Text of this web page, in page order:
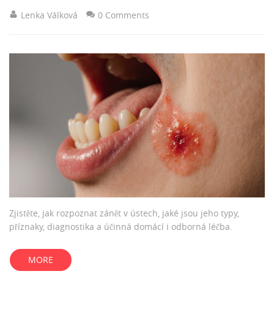
Lenka Válková 0 Comments
Zjistěte, jak rozpoznat zánět v ústech, jaké jsou jeho typy,
příznaky, diagnostika a účinná domácí i odborná léčba.
MORE